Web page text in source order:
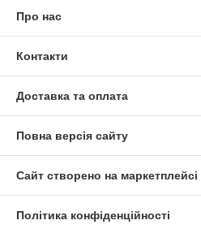
Про нас
Контакти
Доставка та оплата
Повна версія сайту
Сайт створено на маркетплейсі
Політика конфіденційності